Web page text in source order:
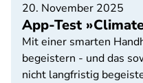
20. November 2025
App-Test
Mit einer smarten
begeistern - und das
nicht langfristig